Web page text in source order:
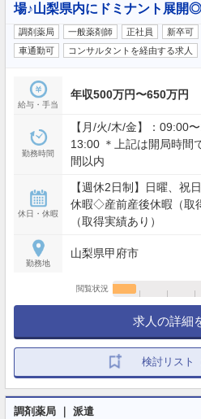
場♪山梨県内にドミナント展開◎
調剤薬局 一般薬剤師 正社員 新卒可
車通勤可
コンサルタントを経由する求人
給与・手当
年収500万円〜650万円
勤務時間
【月/火/木/金】：09:00
13:00 ＊上記は開局時間
間以内
休日・休暇
【週休2日制】日曜、
休暇◇産前産後休暇（取
（取得実績あり）
勤務地
山梨県甲府市
閲覧状況
求人の詳細
検討リスト
調剤薬局 ｜ 派遣